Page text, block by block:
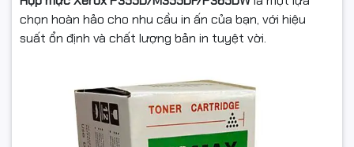
chọn hoàn hảo cho nhu cầu in ấn của bạn, với hiệu
suất ổn định và chất lượng bản in tuyệt vời.